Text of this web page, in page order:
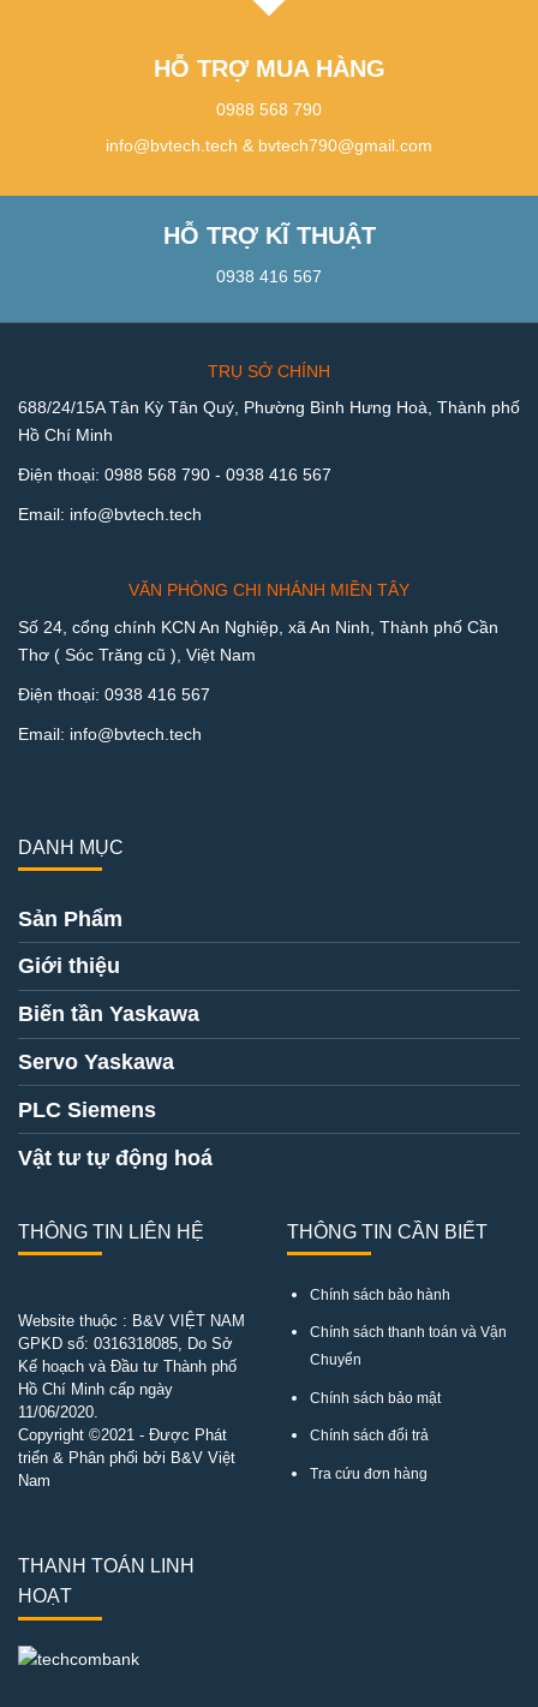
HỖ TRỢ MUA HÀNG
0988 568 790
info@bvtech.tech & bvtech790@gmail.com
HỖ TRỢ KĨ THUẬT
0938 416 567
TRỤ SỞ CHÍNH
688/24/15A Tân Kỳ Tân Quý, Phường Bình Hưng Hoà, Thành phố
Hồ Chí Minh
Điện thoại: 0988 568 790 - 0938 416 567
Email: info@bvtech.tech
VĂN PHÒNG CHI NHÁNH MIỀN TÂY
Số 24, cổng chính KCN An Nghiệp, xã An Ninh, Thành phố Cần
Thơ ( Sóc Trăng cũ ), Việt Nam
Điện thoại: 0938 416 567
Email: info@bvtech.tech
DANH MỤC
Sản Phẩm
Giới thiệu
Biến tần Yaskawa
Servo Yaskawa
PLC Siemens
Vật tư tự động hoá
THÔNG TIN LIÊN HỆ
Website thuộc : B&V VIỆT NAM
GPKD số: 0316318085 , Do Sở
Kế hoạch và Đầu tư Thành phố
Hồ Chí Minh cấp ngày
11/06/2020.
Copyright ©2021 - Được Phát
triển & Phân phối bởi B&V Việt
Nam
THÔNG TIN CẦN BIẾT
Chính sách bảo hành
Chính sách thanh toán và Vận
Chuyển
Chính sách bảo mật
Chính sách đổi trả
Tra cứu đơn hàng
THANH TOÁN LINH
HOẠT